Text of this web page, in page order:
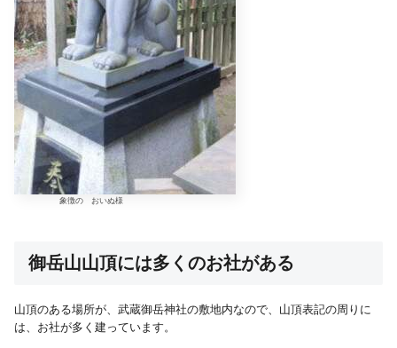
象徴の おいぬ様
御岳山山頂には多くのお社がある
山頂のある場所が、武蔵御岳神社の敷地内なので、山頂表記の周りに
は、お社が多く建っています。